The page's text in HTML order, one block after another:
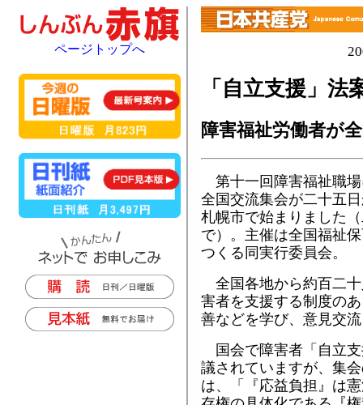
「自立支援」法
障害福祉労働者が
第十一回障害福祉職
全国交流集会が二十五
札幌市で始まりました
で）。主催は全国福祉
つくる同実行委員会。
全国各地から約百二
害者を支援する制度の
善などを学び、意見交
国会で障害者「自立
議されていますが、集
は、「『応益負担』は
ページトップへ